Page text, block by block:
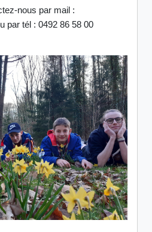
nous par mail :
par tél : 0492 86 58 00